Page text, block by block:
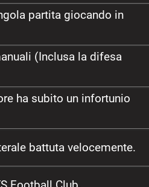
partita giocando in
(Inclusa la difesa
ha subito un infortunio
battuta velocemente.